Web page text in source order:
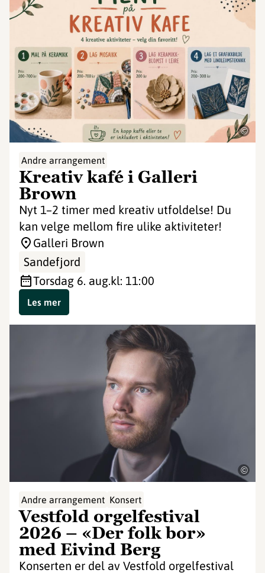
©
Andre arrangement
Kreativ kafé i Galleri
Brown
Nyt 1–2 timer med kreativ utfoldelse! Du
kan velge mellom fire ulike aktiviteter!
Galleri Brown
Sandefjord
torsdag 6. aug.kl: 11:00
Les mer
©
Andre arrangement Konsert
Vestfold orgelfestival
2026 – «Der folk bor»
med Eivind Berg
Konserten er del av Vestfold orgelfestival